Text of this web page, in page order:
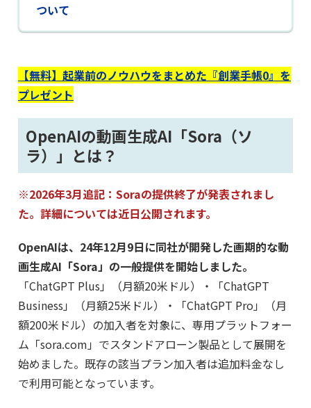
ついて
【無料】起業前のノウハウをまとめた『創業手帳0』を
プレゼント
OpenAIの動画生成AI「Sora（ソ
ラ）」とは？
※2026年3月追記：Soraの提供終了が発表されまし
た。詳細については近日公開されます。
OpenAIは、24年12月9日に同社が開発した画期的な動
画生成AI「Sora」の一般提供を開始しました。
「ChatGPT Plus」（月額20米ドル）・「ChatGPT
Business」（月額25米ドル）・「ChatGPT Pro」（月
額200米ドル）の加入者を対象に、専用プラットフォー
ム「sora.com」でスタンドアローン製品として展開を
始めました。既存の該当プラン加入者は追加料金なし
で利用可能となっています。